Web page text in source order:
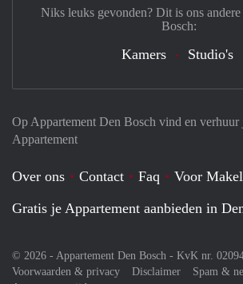
Op Appartement Den Bosch vind en
Appartement
Over ons Contact Faq Voor
Gratis je Appartement aanbieden in
© 2026 - Appartement Den Bosch - KvK nr.
Voorwaarden & privacy
Disclaimer
Spam &
Niks leuks gevonden? Dit is ons
Bosch:
Kamers Studio's